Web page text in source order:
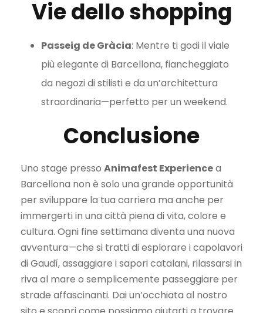
Vie dello shopping
Passeig de Gràcia: Mentre ti godi il viale
più elegante di Barcellona, fiancheggiato
da negozi di stilisti e da un’architettura
straordinaria—perfetto per un weekend.
Conclusione
Uno stage presso Animafest Experiencea
Barcellona non è solo una grande opportunità
per sviluppare la tua carriera ma anche per
immergerti in una città piena di vita, colore e
cultura. Ogni fine settimana diventa una nuova
avventura—che si tratti di esplorare i capolavori
di Gaudí, assaggiare i sapori catalani, rilassarsi in
riva al mare o semplicemente passeggiare per
strade affascinanti. Dai un’occhiata al nostro